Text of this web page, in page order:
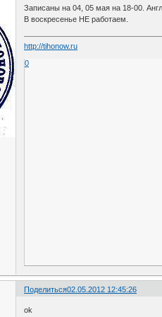
Записаны на 04, 05 мая на 18-00.
В воскресенье НЕ работаем.
http://tihonow.ru
0
Поделиться02.05.2012 12:45:26
ok